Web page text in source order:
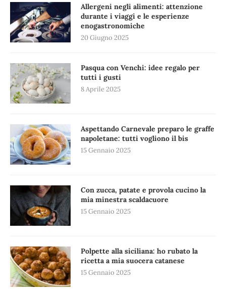
Allergeni negli alimenti: attenzione
durante i viaggi e le esperienze
enogastronomiche
20 Giugno 2025
Pasqua con Venchi: idee regalo per
tutti i gusti
8 Aprile 2025
Aspettando Carnevale preparo le graffe
napoletane: tutti vogliono il bis
15 Gennaio 2025
Con zucca, patate e provola cucino la
mia minestra scaldacuore
15 Gennaio 2025
Polpette alla siciliana: ho rubato la
ricetta a mia suocera catanese
15 Gennaio 2025